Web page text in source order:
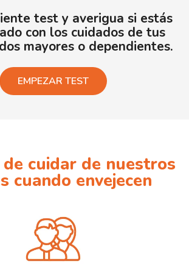
test y averigua si estás
con los cuidados de tus
mayores o dependientes.
EMPEZAR TEST
cuidar de nuestros
cuando envejecen